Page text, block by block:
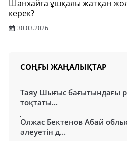
Шанхайға ұшқалы жатқан
керек?
30.03.2026
СОҢҒЫ ЖАҢАЛЫҚТАР
Таяу Шығыс бағытындағы
тоқтаты...
Олжас Бектенов Абай
әлеуетін д...